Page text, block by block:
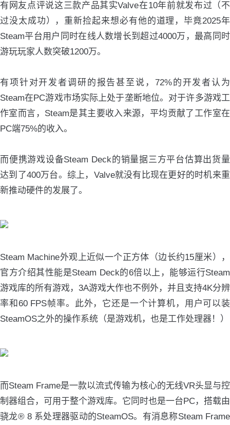
有网友点评说这三款产品其实Valve在10年前就发布过（不
过没太成功），重新捡起来想必有他的道理，毕竟2025年
Steam平台用户同时在线人数增长到超过4000万，最高同时
游玩玩家人数突破1200万。
有项针对开发者调研的报告甚至说，72%的开发者认为
Steam在PC游戏市场实际上处于垄断地位。对于许多游戏工
作室而言，Steam是其主要收入来源，平均贡献了工作室在
PC端75%的收入。
而便携游戏设备Steam Deck的销量据三方平台估算出货量
达到了400万台。综上，Valve就没有比现在更好的时机来重
新推动硬件的发展了。
Steam Machine外观上近似一个正方体（边长约15厘米），
官方介绍其性能是Steam Deck的6倍以上，能够运行Steam
游戏库的所有游戏，3A游戏大作也不例外，并且支持4K分辨
率和60 FPS帧率。此外，它还是一个计算机，用户可以装
SteamOS之外的操作系统（是游戏机，也是工作处理器！）
而Steam Frame是一款以流式传输为核心的无线VR头显与控
制器组合，可用于整个游戏库。它同时也是一台PC，搭载由
骁龙® 8 系处理器驱动的SteamOS。有消息称Steam Frame